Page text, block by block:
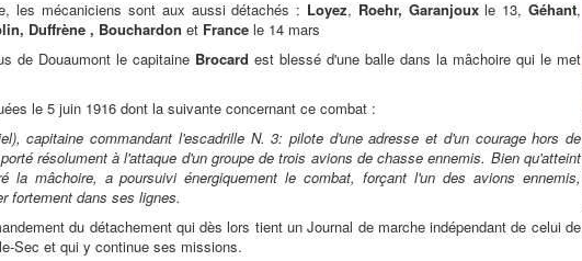
les mécaniciens sont aux aussi détachés : Loyez, Roehr, Garanjouxle 13, Géhant,
Duffrène , Bouchardon et France le 14 mars
de Douaumont le capitaine Brocard est blessé d'une balle dans la mâchoire qui le met
le 5 juin 1916 dont la suivante concernant ce combat :
capitaine commandant l'escadrille N. 3: pilote d'une adresse et d'un courage hors de
résolument à l'attaque d'un groupe de trois avions de chasse ennemis. Bien qu'atteint
la mâchoire, a poursuivi énergiquement le combat, forçant l'un des avions ennemis,
fortement dans ses lignes.
du détachement qui dès lors tient un Journal de marche indépendant de celui de
Sec et qui y continue ses missions.